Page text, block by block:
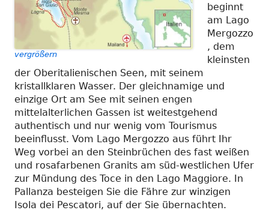
vergrößern
beginnt
am Lago
Mergozzo
, dem
kleinsten
der Oberitalienischen Seen, mit seinem
kristallklaren Wasser. Der gleichnamige und
einzige Ort am See mit seinen engen
mittelalterlichen Gassen ist weitestgehend
authentisch und nur wenig vom Tourismus
beeinflusst. Vom Lago Mergozzo aus führt Ihr
Weg vorbei an den Steinbrüchen des fast weißen
und rosafarbenen Granits am süd-westlichen Ufer
zur Mündung des Toce in den Lago Maggiore. In
Pallanza besteigen Sie die Fähre zur winzigen
Isola dei Pescatori, auf der Sie übernachten.